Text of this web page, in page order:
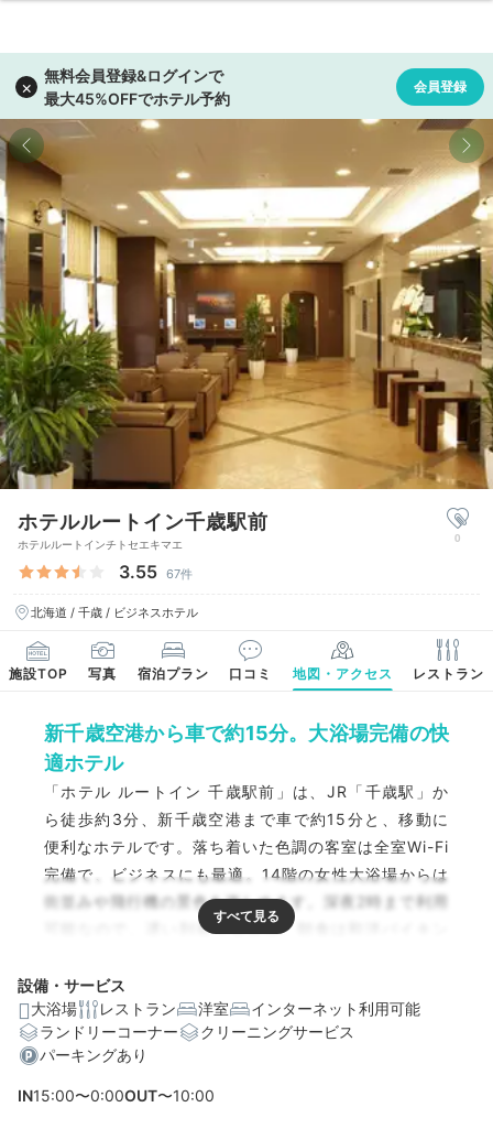
ホテルルートイン千歳駅前
ホテルルートインチトセエキマエ
3.55 67件
北海道 / 千歳 / ビジネスホテル
0
施設TOP 写真 宿泊プラン 口コミ 地図・アクセス レストラン
新千歳空港から車で約15分。大浴場完備の快
適ホテル
「ホテル ルートイン 千歳駅前」は、JR「千歳駅」か
ら徒歩約3分、新千歳空港まで車で約15分と、移動に
便利なホテルです。落ち着いた色調の客室は全室Wi-Fi
完備で、ビジネスにも最適。14階の女性大浴場からは
街並みや飛行機の景色を楽しめます。深夜2時まで利用
可能なので、遅い到着でも安心。朝食は和洋バイキン
設備・サービス
大浴場
レストラン 洋室
インターネット利用可能
ランドリーコーナー
クリーニングサービス
パーキングあり
IN15:00〜0:00OUT〜10:00